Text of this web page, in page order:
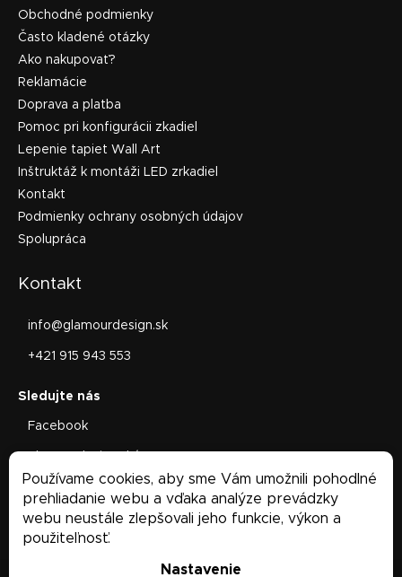
Používame cookies, aby sme Vám umožnili pohodlné
prehliadanie webu a vďaka analýze prevádzky
webu neustále zlepšovali jeho funkcie, výkon a
použiteľnosť.
Nastavenie
Obchodné podmienky
Často kladené otázky
Ako nakupovať?
Reklamácie
Doprava a platba
Pomoc pri konfigurácii zkadiel
Lepenie tapiet Wall Art
Inštruktáž k montáži LED zrkadiel
Kontakt
Podmienky ochrany osobných údajov
Spolupráca
Kontakt
info@glamourdesign.sk
+421 915 943 553
Facebook
Facebook